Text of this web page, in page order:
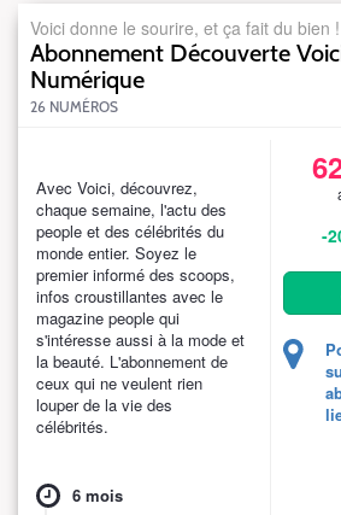
Voici donne le sourire, et ça fait du bien !
Abonnement Découverte
Numérique
26 NUMÉROS
Avec Voici, découvrez,
chaque semaine, l'actu des
people et des célébrités du
monde entier. Soyez le
premier informé des scoops,
infos croustillantes avec le
magazine people qui
s'intéresse aussi à la mode et
la beauté. L'abonnement de
ceux qui ne veulent rien
louper de la vie des
célébrités.
6 mois
-